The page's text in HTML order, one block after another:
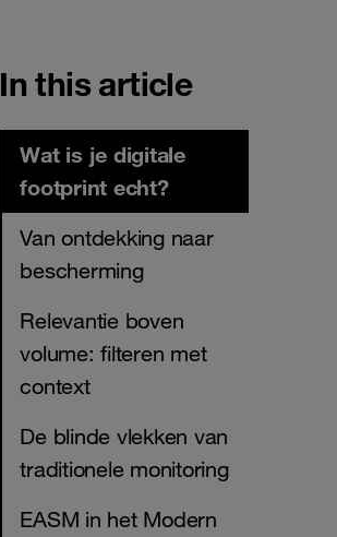
In this article
Wat is je digitale
footprint echt?
Van ontdekking naar
bescherming
Relevantie boven
volume: filteren met
context
De blinde vlekken van
traditionele monitoring
EASM in het Modern